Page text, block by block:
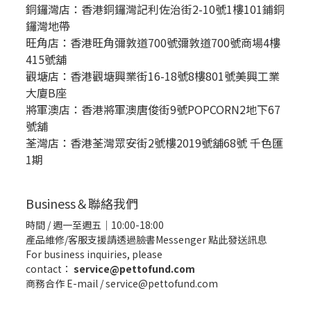
銅鑼灣店： 香港銅鑼灣記利佐治街2-10號1樓101鋪銅
鑼灣地帶
旺角店：香港旺角彌敦道700號彌敦道700號商場4樓
415號舖
觀塘店：香港觀塘興業街16-18號8樓801號美興工業
大廈B座
將軍澳店：香港將軍澳唐俊街9號POPCORN2地下67
號舖
荃灣店：香港荃灣眾安街2號樓2019號舖68號 千色匯
1期
Business＆聯絡我們
時間 / 週一至週五｜10:00-18:00
產品維修/客服支援請透過臉書Messenger點此發送訊息
For business inquiries, please
contact： service@pettofund.com
商務合作 E-mail / service@pettofund.com